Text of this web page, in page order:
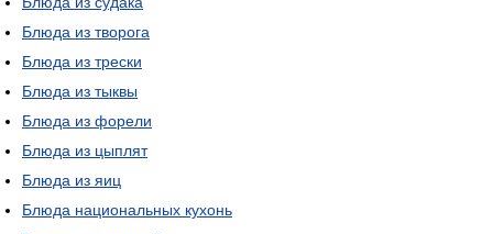
Блюда из творога
Блюда из трески
Блюда из тыквы
Блюда из форели
Блюда из цыплят
Блюда из яиц
Блюда национальных кухонь